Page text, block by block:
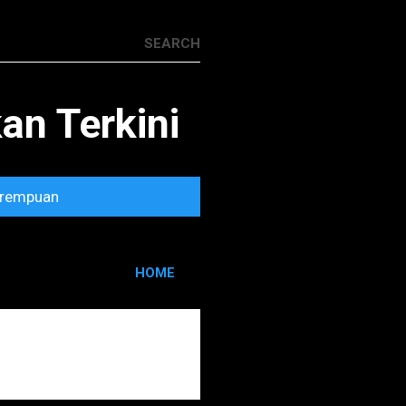
Terkini
HOME